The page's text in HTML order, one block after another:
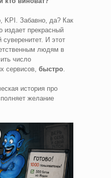
KPI. Забавно, да? Как
издает прекрасный
И этот
людям в
число
сервисов, быстро
история про
желание